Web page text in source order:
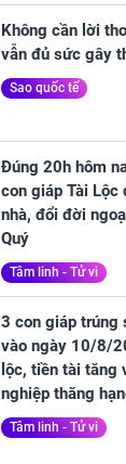
Không cần lời
vẫn đủ sức gây
Sao quốc tế
Đúng 20h hôm
con giáp Tài Lộc
nhà, đổi đời
Quý
Tâm linh - Tử vi
3 con giáp trúng
vào ngày 10/8/
lộc, tiền tài tăng
nghiệp thăng
Tâm linh - Tử vi